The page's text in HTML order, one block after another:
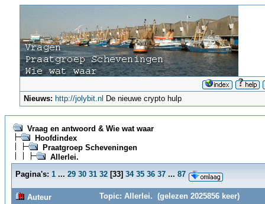
Nieuws: http://jolybit.nl De nieuwe crypto hulp
Vraag en antwoord & Wie wat waar
Hoofdindex
Praatgroep Scheveningen
Allerlei.
Pagina's: 1 ... 29 30 31 32 [33] 34 35 36 37 ... 87
Auteur
Topic: Allerlei. (gelezen 2025856 keer)